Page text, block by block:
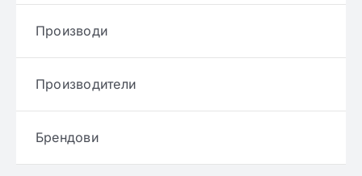
Производи
Производители
Брендови